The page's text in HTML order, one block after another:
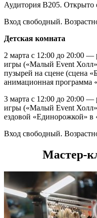
Аудитория В205. Открыто
Вход свободный.
Детская комната
2 марта с 12:00 до 20:00 —
игры («Малый Event
пузырей на сцене (сцена
анимационная
3 марта с 12:00 до 20:00 —
игры («Малый Event
ездовой «Единорожкой» в
Вход свободный.
Мастер-